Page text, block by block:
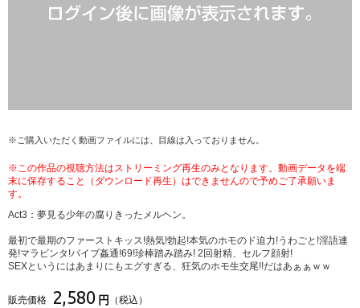
※ご購入いただく動画ファイルには、目線は入っておりません。
※この作品の視聴方法はストリーミング再生のみとなります。動画データを端
末に保存すること（ダウンロード再生）はできませんので予めご了承願いま
す。
Act3：夢見る少年の腐りきったメルヘン。
最初で最期のファーストキッス!熱気!勃起!本気のホモのド迫力!うわごと!淫語連
発!マラビンタ!バイブ姦通!69!珍棒踏み踏み! 2回射精、セルフ顔射!
SEXというにはあまりにもエグすぎる、狂気のホモ生交尾!!だはあぁぁｗｗ
販売価格 2,580 円 （税込）